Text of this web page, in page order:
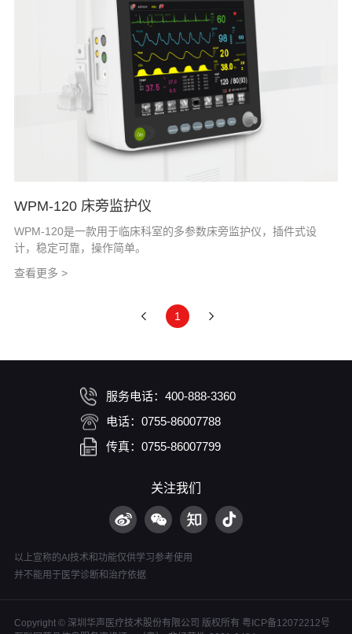
WPM-120 床旁监护仪
WPM-120是一款用于临床科室的多参数床旁监护仪，插件式设
计，稳定可靠，操作简单。
查看更多 >
1
服务电话：400-888-3360
电话：0755-86007788
传真：0755-86007799
关注我们
以上宣称的AI技术和功能仅供学习参考使用
并不能用于医学诊断和治疗依据
Copyright © 深圳华声医疗技术股份有限公司 版权所有 粤ICP备12072212号